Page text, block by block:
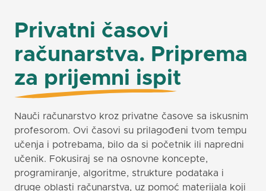
Privatni časovi
računarstva. Priprema
za prijemni ispit
Nauči računarstvo kroz privatne časove sa iskusnim
profesorom. Ovi časovi su prilagođeni tvom tempu
učenja i potrebama, bilo da si početnik ili napredni
učenik. Fokusiraj se na osnovne koncepte,
programiranje, algoritme, strukture podataka i
druge oblasti računarstva, uz pomoć materijala koji